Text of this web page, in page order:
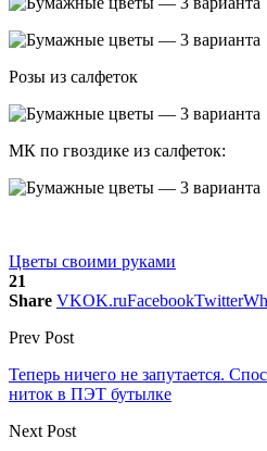
Розы из салфеток
МК по гвоздике из салфеток:
Цветы своими руками
21
Share VKOK.ruFacebookTwitter
Prev Post
Теперь ничего не запутается.
ниток в ПЭТ бутылке
Next Post